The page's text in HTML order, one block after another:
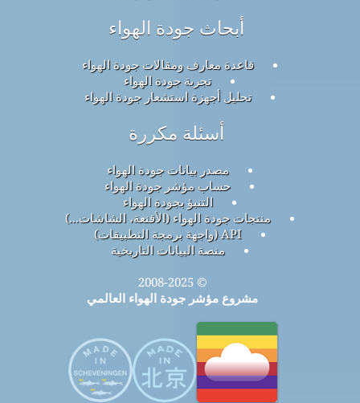
أبحاث جودة الهواء
قاعدة معارف ومقالات جودة الهواء
تجربة جودة الهواء
تحليل أجهزة استشعار جودة الهواء
أسئلة مكررة
مصدر بيانات جودة الهواء
حساب مؤشر جودة الهواء
التنبؤ بجودة الهواء
منتجات جودة الهواء (الأقنعة، الشاشات...)
API (واجهة برمجة التطبيقات)
منصة البيانات التاريخية
© 2008-2025
مشروع مؤشر جودة الهواء العالمي